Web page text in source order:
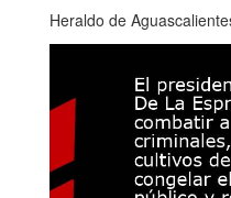
Heraldo de